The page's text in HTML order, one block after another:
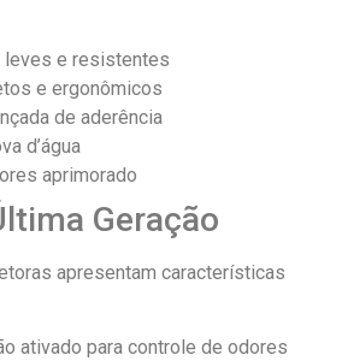
leves e resistentes
e ergonômicos
de aderência
d’água
aprimorado
Geração
apresentam características
ativado para controle de odores